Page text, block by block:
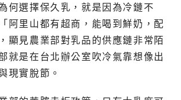
何選擇保久乳，就是因為冷鏈不
阿里山都有超商，能喝到鮮奶，配
顯見農業部對乳品的供應鏈非常陌
就是在台北辦公室吹冷氣靠想像出
現實脫節。